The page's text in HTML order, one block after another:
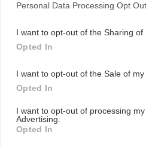
Personal Data Processing Opt
I want to opt-out of the Sharing of
Opted In
I want to opt-out of the Sale of my
Opted In
I want to opt-out of processing
Advertising.
Opted In